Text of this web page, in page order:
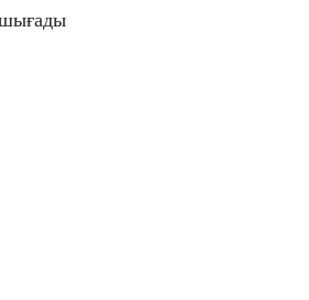
шығады